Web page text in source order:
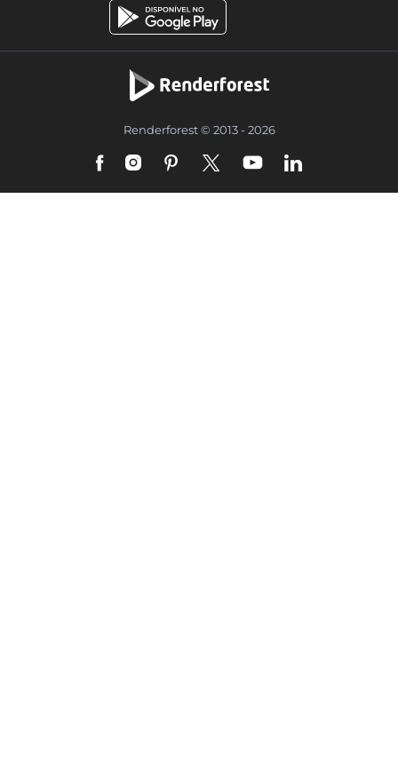
Renderforest © 2013 - 2026